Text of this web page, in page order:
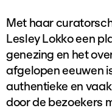
Met haar
Lesley Lokko een
genezing en het
afgelopen eeuwen
authentieke en
door de bezoekers